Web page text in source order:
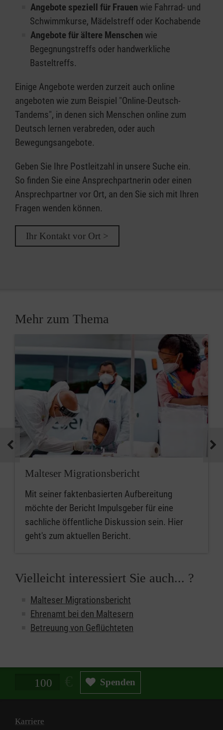
Angebote speziell für Frauen wie Fahrrad- und
Schwimmkurse, Mädelstreff oder Kochabende
Angebote für ältere Menschen wie
Begegnungstreffs oder handwerkliche
Basteltreffs.
Einige Angebote werden zurzeit auch online
angeboten wie zum Beispiel "Online-Deutsch-
Tandems", in denen sich Menschen online zum
Deutsch lernen verabreden, oder auch
Bewegungsangebote.
Geben Sie Ihre Postleitzahl in unsere Suche ein.
So finden Sie eine Ansprechpartnerin oder einen
Ansprechpartner vor Ort, an den Sie sich mit Ihren
Fragen wenden können.
Ihr Kontakt vor Ort >
Mehr zum Thema
Malteser Migrationsbericht
Mit seiner faktenbasierten Aufbereitung
möchte der Bericht Impulsgeber für eine
sachliche öffentliche Diskussion sein. Hier
geht's zum aktuellen Bericht.
Vielleicht interessiert Sie auch... ?
Malteser Migrationsbericht
Ehrenamt bei den Maltesern
Betreuung von Geflüchteten
Spendenbetrag in Euro Spenden
Karriere